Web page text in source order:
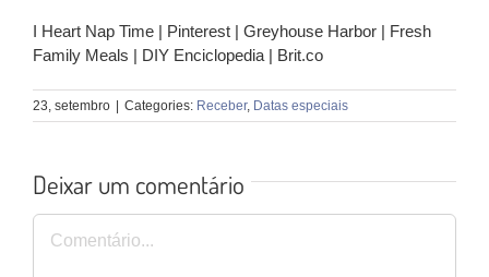
I Heart Nap Time | Pinterest | Greyhouse Harbor | Fresh
Family Meals | DIY Enciclopedia | Brit.co
23, setembro Categories: Receber, Datas especiais
Deixar um comentário
Comentário